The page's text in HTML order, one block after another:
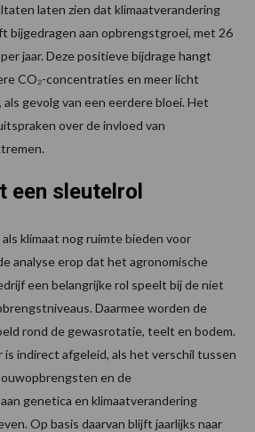
laten zien dat klimaatverandering
bijgedragen aan opbrengstgroei, met 26
jaar. Deze positieve bijdrage hangt
CO₂-concentraties en meer licht
gevolg van een eerdere bloei. Het
over de invloed van
een sleutelrol
klimaat nog ruimte bieden voor
analyse erop dat het agronomische
een belangrijke rol speelt bij de niet
Daarmee worden de
rond de gewasrotatie, teelt en bodem.
is indirect afgeleid, als het verschil tussen
en de
genetica en klimaatverandering
Op basis daarvan blijft jaarlijks naar